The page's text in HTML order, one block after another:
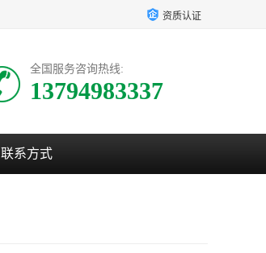
资质认证
全国服务咨询热线:
13794983337
联系方式